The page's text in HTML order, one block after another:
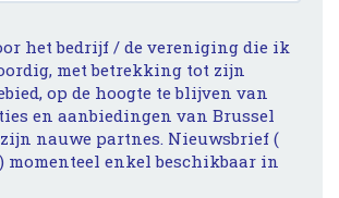
het bedrijf / de vereniging die ik
met betrekking tot zijn
op de hoogte te blijven van
en aanbiedingen van Brussel
nauwe partnes. Nieuwsbrief (
momenteel enkel beschikbaar in